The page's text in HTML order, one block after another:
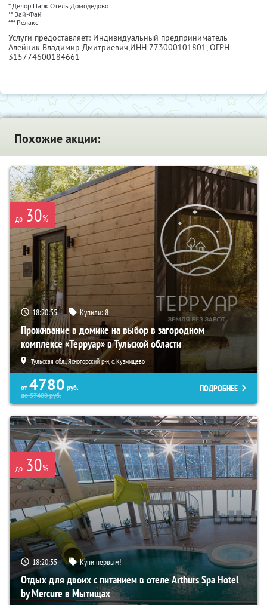
* Делор Парк Отель Домодедово
** Вай-Фай
*** Релакс
Услуги предоставляет: Индивидуальный предприниматель
Алейник Владимир Дмитриевич,ИНН 773000101801, ОГРН
315774600184661
Похожие акции:
до 30%
18:20:53 Купили:8
Проживание в домике на выбор в загородном
комплексе «Терруар» в Тульской области
Тульская обл., Ясногорский р-н, с. Кузмищево
от 4780 руб.
до57400руб.
ПОДРОБНЕЕ
до 30%
18:20:53 Купи первым!
Отдых для двоих с питанием в отеле Arthurs Spa Hotel
by Mercure в Мытищах